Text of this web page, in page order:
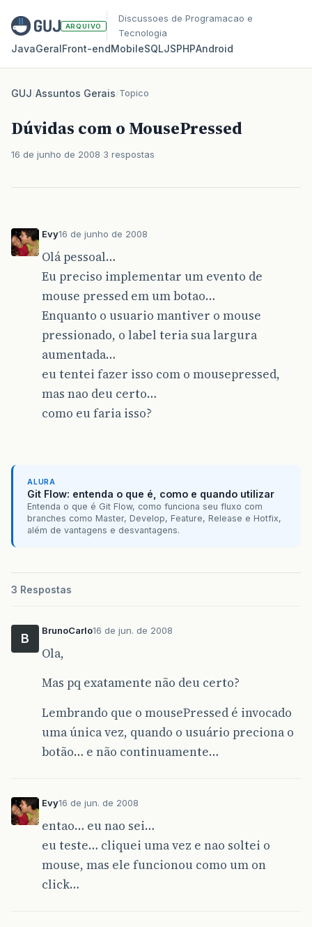
ARQUIVO
Discussoes de Programacao e
Tecnologia
JavaGeralFront‑endMobileSQLJSPHPAndroid
GUJ/Assuntos Gerais/Topico
Dúvidas com o MousePressed
16 de junho de 2008 3 respostas
Evy16 de junho de 2008
Olá pessoal…
Eu preciso implementar um evento de
mouse pressed em um botao…
Enquanto o usuario mantiver o mouse
pressionado, o label teria sua largura
aumentada…
eu tentei fazer isso com o mousepressed,
mas nao deu certo…
como eu faria isso?
ALURA
Git Flow: entenda o que é, como e quando utilizar
Entenda o que é Git Flow, como funciona seu fluxo com
branches como Master, Develop, Feature, Release e Hotfix,
além de vantagens e desvantagens.
3 Respostas
B
BrunoCarlo16 de jun. de 2008
Ola,
Mas pq exatamente não deu certo?
Lembrando que o mousePressed é invocado
uma única vez, quando o usuário preciona o
botão… e não continuamente…
Evy16 de jun. de 2008
entao… eu nao sei…
eu teste… cliquei uma vez e nao soltei o
mouse, mas ele funcionou como um on
click…